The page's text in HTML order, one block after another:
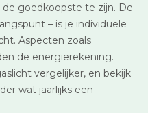
goedkoopste te zijn. De
– is je individuele
Aspecten zoals
de energierekening.
vergelijker, en bekijk
wat jaarlijks een